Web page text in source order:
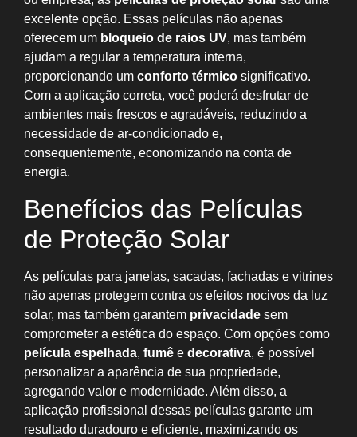
excelente opção. Essas películas não apenas
oferecem um bloqueio de raios UV, mas também
ajudam a regular a temperatura interna,
proporcionando um conforto térmico significativo.
Com a aplicação correta, você poderá desfrutar de
ambientes mais frescos e agradáveis, reduzindo a
necessidade de ar-condicionado e,
consequentemente, economizando na conta de
energia.
Benefícios das Películas
de Proteção Solar
As películas para janelas, sacadas, fachadas e vitrines
não apenas protegem contra os efeitos nocivos da luz
solar, mas também garantem privacidade sem
comprometer a estética do espaço. Com opções como
película espelhada, fumê e decorativa, é possível
personalizar a aparência de sua propriedade,
agregando valor e modernidade. Além disso, a
aplicação profissional dessas películas garante um
resultado duradouro e eficiente, maximizando os